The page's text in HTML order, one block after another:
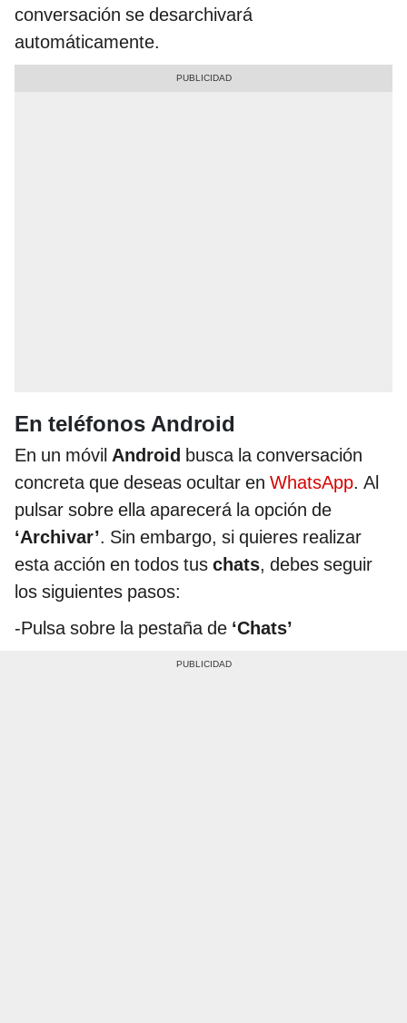
conversación se desarchivará
automáticamente.
En teléfonos Android
En un móvil Android busca la conversación
concreta que deseas ocultar en WhatsApp. Al
pulsar sobre ella aparecerá la opción de
‘Archivar’. Sin embargo, si quieres realizar
esta acción en todos tus chats, debes seguir
los siguientes pasos:
-Pulsa sobre la pestaña de ‘Chats’